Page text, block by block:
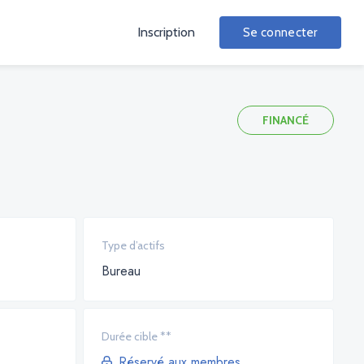
Inscription Se connecter
FINANCÉ
Type d’actifs
Bureau
Durée cible **